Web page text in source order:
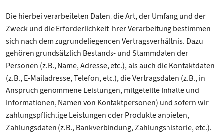
Die hierbei verarbeiteten Daten, die Art, der Umfang und der
Zweck und die Erforderlichkeit ihrer Verarbeitung bestimmen
sich nach dem zugrundeliegenden Vertragsverhältnis. Dazu
gehören grundsätzlich Bestands- und Stammdaten der
Personen (z.B., Name, Adresse, etc.), als auch die Kontaktdaten
(z.B., E-Mailadresse, Telefon, etc.), die Vertragsdaten (z.B., in
Anspruch genommene Leistungen, mitgeteilte Inhalte und
Informationen, Namen von Kontaktpersonen) und sofern wir
zahlungspflichtige Leistungen oder Produkte anbieten,
Zahlungsdaten (z.B., Bankverbindung, Zahlungshistorie, etc.).